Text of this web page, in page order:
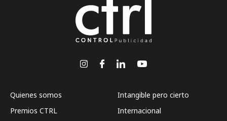
Quienes somos
Premios CTRL
Intangible pero cierto
Internacional